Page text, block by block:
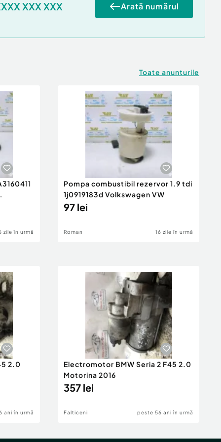
XXX XXX Arată numărul
Toate anunturile
zile în urmă
Pompa combustibil rezervor 1.9 tdi
1j0919183d Volkswagen VW
97 lei
Roman 16 zile în urmă
2.0
ani în urmă
Electromotor BMW Seria 2 F45 2.0
Motorina 2016
357 lei
Falticeni peste 56 ani în urmă